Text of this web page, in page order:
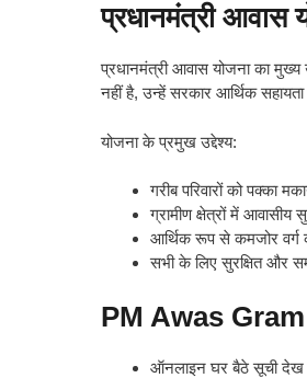
प्रधानमंत्री आवास
प्रधानमंत्री आवास योजना का
नहीं है, उन्हें सरकार आर्थिक
योजना के प्रमुख उद्देश्य:
गरीब परिवारों को पक्का
ग्रामीण क्षेत्रों में आवासीय
आर्थिक रूप से कमजोर वर्ग
सभी के लिए सुरक्षित और
PM Awas
ऑनलाइन घर बैठे सूची